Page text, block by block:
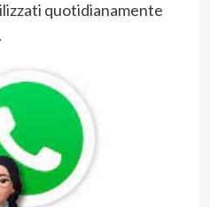
quotidianamente